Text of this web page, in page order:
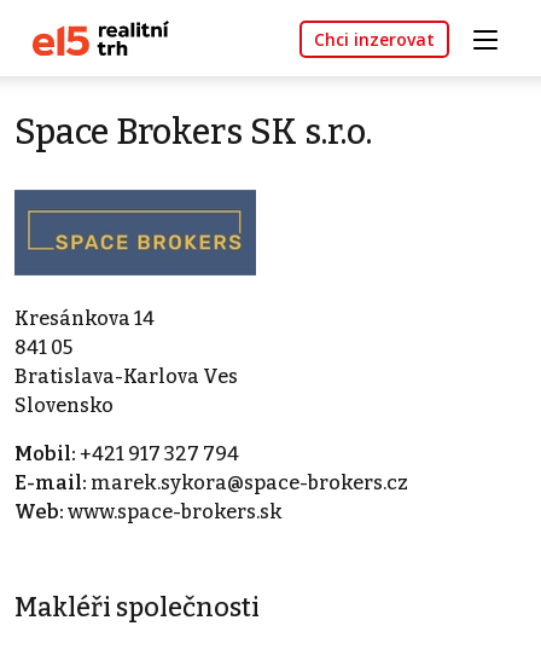
Chci inzerovat
Space Brokers SK s.r.o.
Kresánkova 14
841 05
Bratislava-Karlova Ves
Slovensko
Mobil: +421 917 327 794
E-mail: marek.sykora@space-brokers.cz
Web: www.space-brokers.sk
Makléři společnosti